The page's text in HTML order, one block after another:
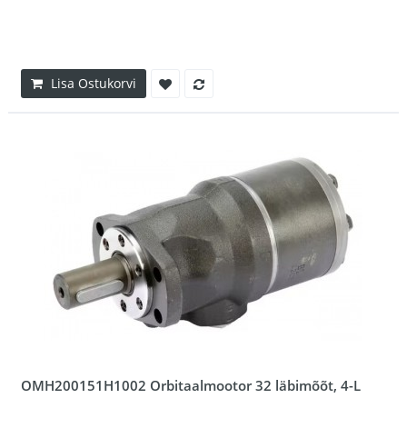
Lisa Ostukorvi
OMH200151H1002 Orbitaalmootor 32 läbimõõt, 4-L